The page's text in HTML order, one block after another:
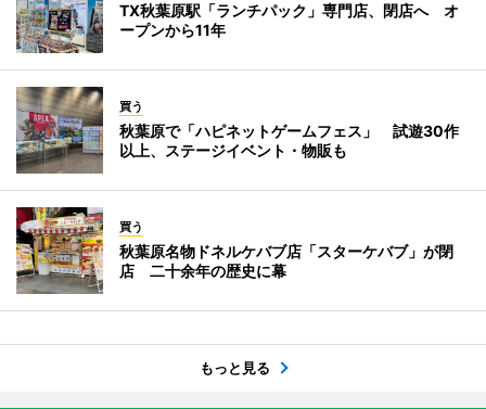
TX秋葉原駅「ランチパック」専門店、閉店へ オ
ープンから11年
買う
秋葉原で「ハピネットゲームフェス」 試遊30作
以上、ステージイベント・物販も
買う
秋葉原名物ドネルケバブ店「スターケバブ」が閉
店 二十余年の歴史に幕
もっと見る